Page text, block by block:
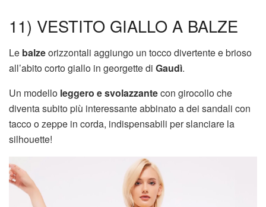
11) VESTITO GIALLO A BALZE
Le balzeorizzontali aggiungo un tocco divertente e brioso
all’abito corto giallo in georgette di Gaudì.
Un modello leggero e svolazzantecon girocollo che
diventa subito più interessante abbinato a dei sandali con
tacco o zeppe in corda, indispensabili per slanciare la
silhouette!